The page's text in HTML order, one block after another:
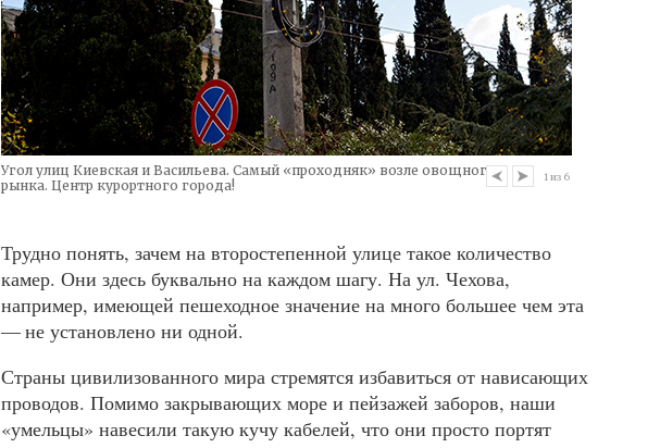
Угол улиц Киевская и Васильева. Самый «проходняк» возле овощного
рынка. Центр курортного города!
1из 6
Трудно понять, зачем на второстепенной улице такое количество
камер. Они здесь буквально на каждом шагу. На ул. Чехова,
например, имеющей пешеходное значение на много большее чем эта
— не установлено ни одной.
Страны цивилизованного мира стремятся избавиться от нависающих
проводов. Помимо закрывающих море и пейзажей заборов, наши
«умельцы» навесили такую кучу кабелей, что они просто портят